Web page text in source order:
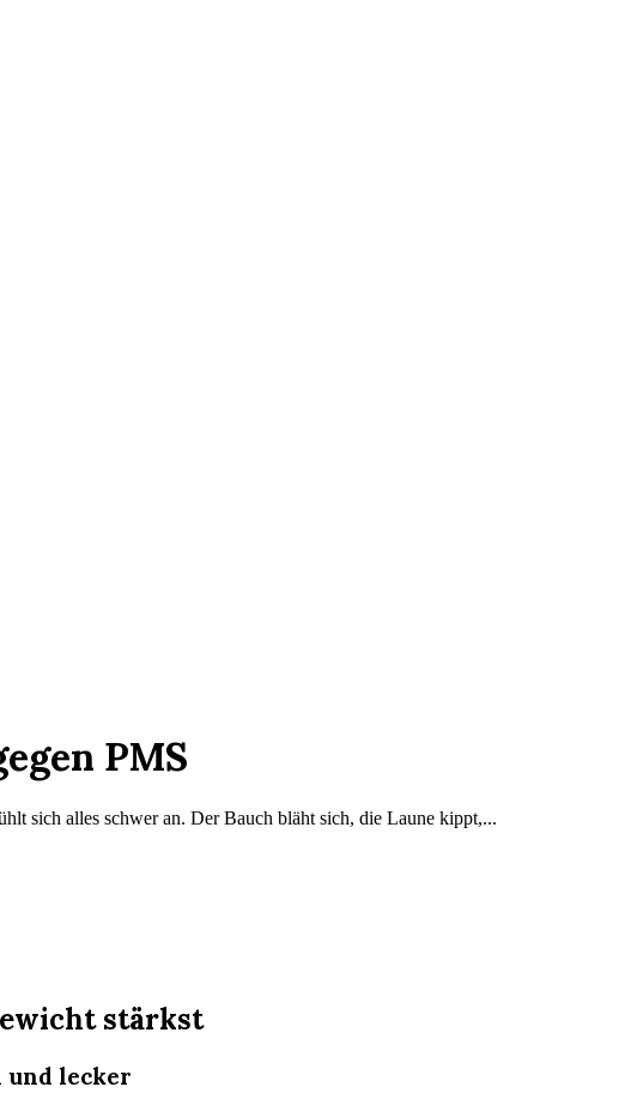
PMS
sich alles schwer an. Der Bauch bläht sich, die Laune kippt,...
stärkst
lecker